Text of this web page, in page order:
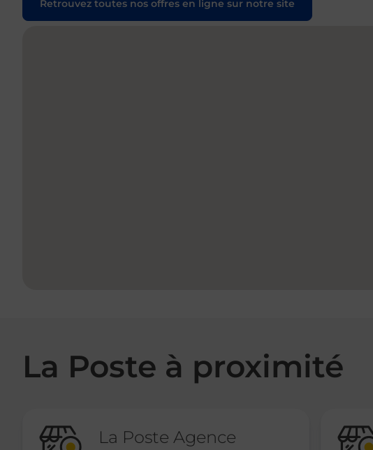
Retrouvez toutes nos offres en ligne sur notre site
La Poste à proximité
La Poste Agence